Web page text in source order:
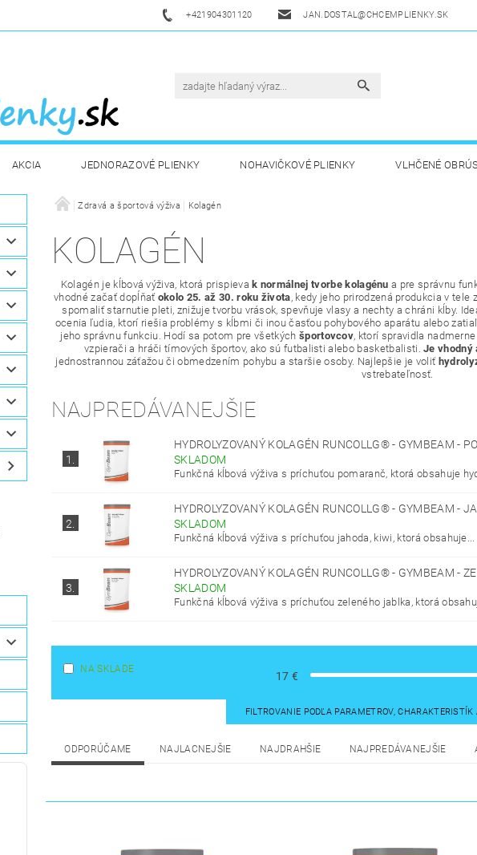
+421904301120 JAN.DOSTAL@CHCEMPLIENKY.SK
AKCIA JEDNORAZOVÉ PLIENKY NOHAVIČKOVÉ PLIENKY VLHČENÉ
DETSKÁ VÝŽIVA ZDRAVÁ A ŠPORTOVÁ VÝŽIVA
DARČEKOVÉ POUKAZY AKUKU
Zdravá a športová výživa Kolagén
KOLAGÉN
Kolagén je kĺbová výživa, ktorá prispieva k normálnej tvorbe kolagénu a pre správnu
vhodné začať dopĺňať okolo 25. až 30. roku života, kedy jeho prirodzená produkcia v
spomaliť starnutie pleti, znižuje tvorbu vrások, spevňuje vlasy a nechty a chráni kĺby.
ocenia ľudia, ktorí riešia problémy s kĺbmi či inou časťou pohybového aparátu alebo
jeho správnu funkciu. Hodí sa potom pre všetkých športovcov, ktorí spravidla
vzpierači a hráči tímových športov, ako sú futbalisti alebo basketbalisti.Je vhodný
jednostrannou záťažou či obmedzením pohybu a staršie osoby. Najlepšie je voliť
vstrebateľnosť.
NAJPREDÁVANEJŠIE
1.
HYDROLYZOVANÝ KOLAGÉN RUNCOLLG® - GYMBEAM -
SKLADOM
Funkčná kĺbová výživa s príchuťou pomaranč, ktorá obsahuje
2.
HYDROLYZOVANÝ KOLAGÉN RUNCOLLG® - GYMBEAM -
SKLADOM
Funkčná kĺbová výživa s príchuťou jahoda, kiwi, ktorá obsahuje...
3.
HYDROLYZOVANÝ KOLAGÉN RUNCOLLG® - GYMBEAM -
SKLADOM
Funkčná kĺbová výživa s príchuťou zeleného jablka, ktorá
NA SKLADE
17 €
FILTROVANIE PODĽA PARAMETROV, CHARAKTERISTÍK
ODPORÚČAME NAJLACNEJŠIE NAJDRAHŠIE NAJPREDÁVANEJŠIE